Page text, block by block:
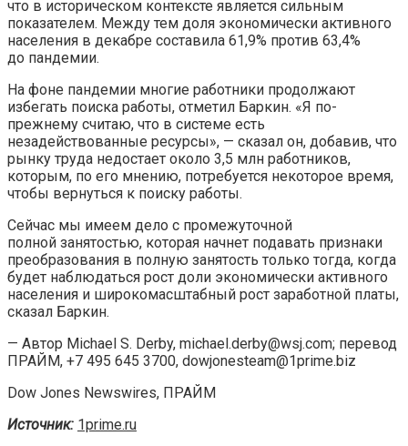
что в историческом контексте является сильным
показателем. Между тем доля экономически активного
населения в декабре составила 61,9% против 63,4%
до пандемии.
На фоне пандемии многие работники продолжают
избегать поиска работы, отметил Баркин. «Я по-
прежнему считаю, что в системе есть
незадействованные ресурсы», — сказал он, добавив, что
рынку труда недостает около 3,5 млн работников,
которым, по его мнению, потребуется некоторое время,
чтобы вернуться к поиску работы.
Сейчас мы имеем дело с промежуточной
полной занятостью, которая начнет подавать признаки
преобразования в полную занятость только тогда, когда
будет наблюдаться рост доли экономически активного
населения и широкомасштабный рост заработной платы,
сказал Баркин.
— Автор Michael S. Derby, michael.derby@wsj.com; перевод
ПРАЙМ, +7 495 645 3700, dowjonesteam@1prime.biz
Dow Jones Newswires, ПРАЙМ
Источник: 1prime.ru